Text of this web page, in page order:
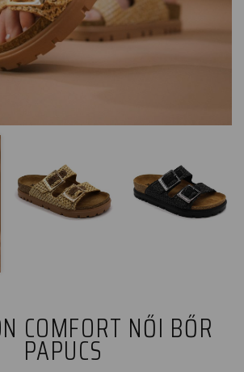
COMFORT NŐI BŐR
PAPUCS